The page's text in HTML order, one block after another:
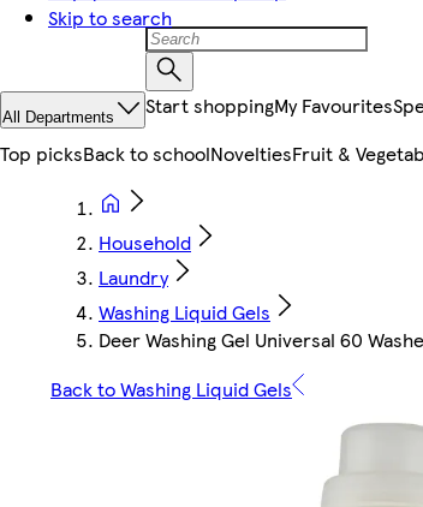
Skip to search
All Departments Start shoppingMy Favourites
Top picksBack to schoolNoveltiesFruit &
Household
Laundry
Washing Liquid Gels
Deer Washing Gel Universal 60
Back to Washing Liquid Gels